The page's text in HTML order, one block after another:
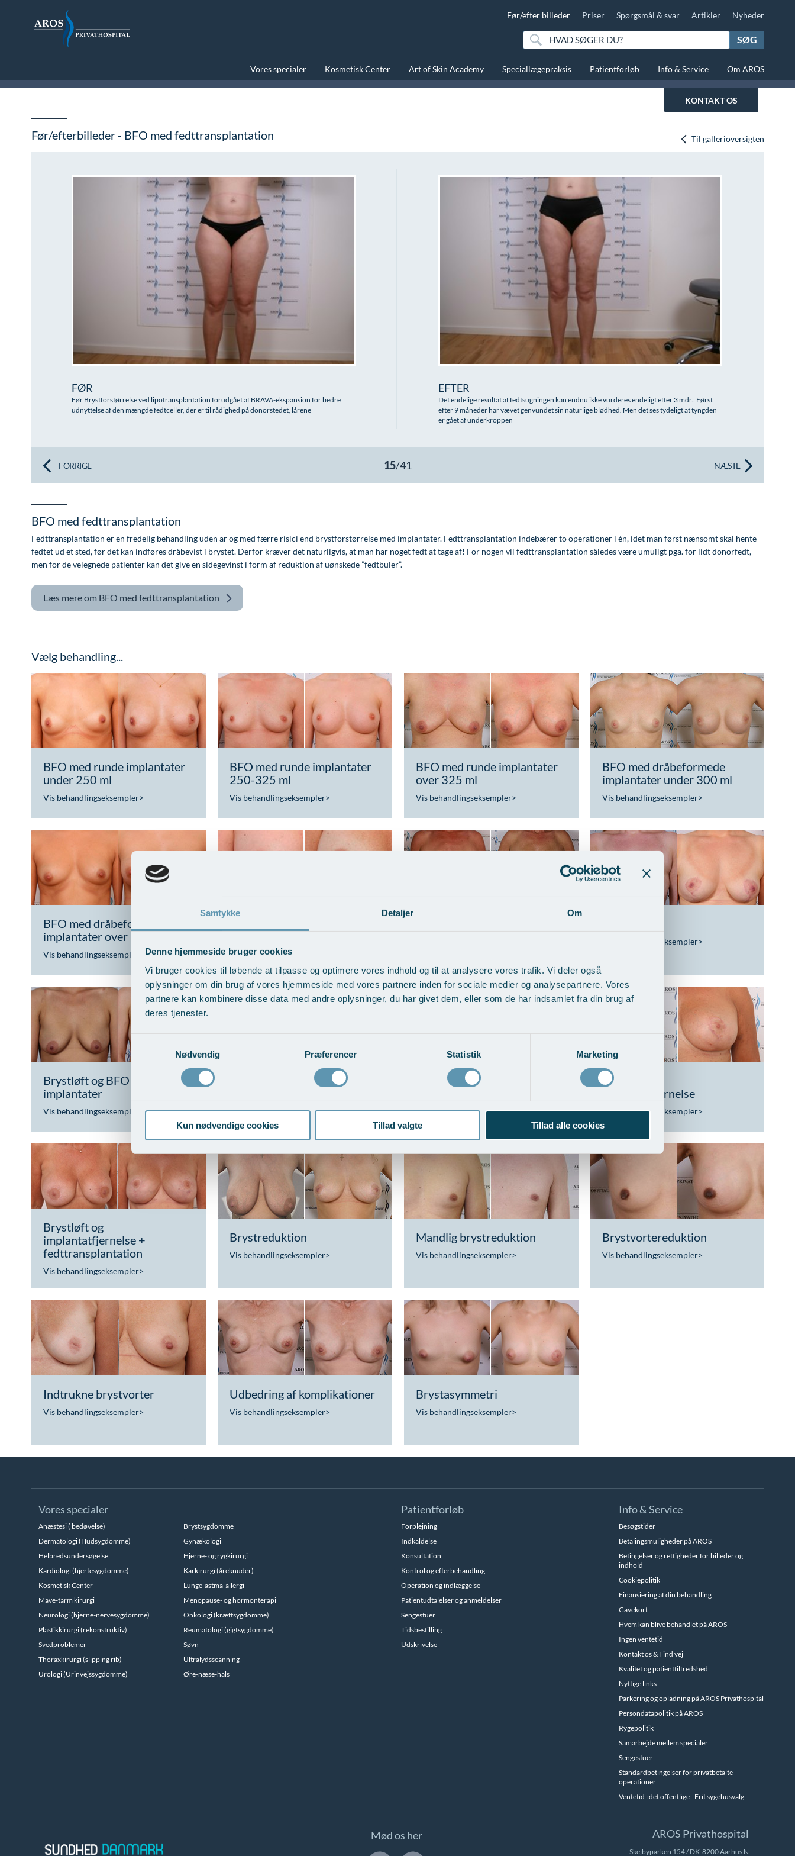
Samtykke Detaljer Om
Denne hjemmeside bruger cookies
Vi bruger cookies til løbende at tilpasse og optimere vores indhold og til at analysere vores trafik. Vi deler også
oplysninger om din brug af vores hjemmeside med vores partnere inden for sociale medier og analysepartnere. Vores
partnere kan kombinere disse data med andre oplysninger, du har givet dem, eller som de har indsamlet fra din brug af
deres tjenester.
Samtykkevalg
Nødvendig
Præferencer Statistik Marketing
Kun nødvendige cookies Tillad valgte Tillad alle cookies
Før/efter billeder Priser Spørgsmål & svar Artikler Nyheder
SØG
Vores specialer Kosmetisk Center Art of Skin Academy Speciallægepraksis Patientforløb Info & Service Om AROS
KONTAKT OS
Før/efterbilleder - BFO med fedttransplantation Til gallerioversigten
FØR
Før Brystforstørrelse ved lipotransplantation forudgået af BRAVA-ekspansion for bedre
udnyttelse af den mængde fedtceller, der er til rådighed på donorstedet, lårene
EFTER
Det endelige resultat af fedtsugningen kan endnu ikke vurderes endeligt efter 3 mdr.. Først
efter 9 måneder har vævet genvundet sin naturlige blødhed. Men det ses tydeligt at tyngden
er gået af underkroppen
FORRIGE NÆSTE
BFO med fedttransplantation
Fedttransplantation er en fredelig behandling uden ar og med færre risici end brystforstørrelse med implantater. Fedttransplantation indebærer to operationer i én, idet man først nænsomt skal hente
fedtet ud et sted, før det kan indføres dråbevist i brystet. Derfor kræver det naturligvis, at man har noget fedt at tage af! For nogen vil fedttransplantation således være umuligt pga. for lidt donorfedt,
men for de velegnede patienter kan det give en sidegevinst i form af reduktion af uønskede ”fedtbuler”.
Læs mere om BFO med fedttransplantation
Vælg behandling...
BFO med runde implantater
under 250 ml
Vis behandlingseksempler>
BFO med runde implantater
250-325 ml
Vis behandlingseksempler>
BFO med runde implantater
over 325 ml
Vis behandlingseksempler>
BFO med dråbeformede
implantater under 300 ml
Vis behandlingseksempler>
BFO med dråbeformede
implantater over 300 ml
Vis behandlingseksempler Vis behandlingseksempler
Vis behandlingseksempler>
Brystløft og BFO med
implantater
Vis behandlingseksempler
Brystløft og BFO med
Vis behandlingseksempler>
Brystløft med udskiftning af
Vis behandlingseksempler>
Brystløft og
implantatfjernelse
Vis behandlingseksempler>
Brystløft og
implantatfjernelse +
fedttransplantation
Vis behandlingseksempler>
Brystreduktion
Vis behandlingseksempler>
Mandlig brystreduktion
Vis behandlingseksempler>
Brystvortereduktion
Vis behandlingseksempler>
Indtrukne brystvorter
Vis behandlingseksempler>
Udbedring af komplikationer
Vis behandlingseksempler>
Brystasymmetri
Vis behandlingseksempler>
Vores specialer
Anæstesi ( bedøvelse)
Brystsygdomme
Dermatologi (Hudsygdomme)
Gynækologi
Helbredsundersøgelse
Hjerne- og rygkirurgi
Kardiologi (hjertesygdomme)
Karkirurgi (åreknuder)
Kosmetisk Center
Lunge-astma-allergi
Mave-tarm kirurgi
Menopause- og hormonterapi
Neurologi (hjerne-nervesygdomme)
Onkologi (kræftsygdomme)
Plastikkirurgi (rekonstruktiv)
Reumatologi (gigtsygdomme)
Svedproblemer
Søvn
Thoraxkirurgi (slipping rib)
Ultralydsscanning
Urologi (Urinvejssygdomme)
Øre-næse-hals
Patientforløb
Forplejning
Indkaldelse
Konsultation
Kontrol og efterbehandling
Operation og indlæggelse
Patientudtalelser og anmeldelser
Sengestuer
Tidsbestilling
Udskrivelse
Info & Service
Besøgstider
Betalingsmuligheder på AROS
Betingelser og rettigheder for billeder og
indhold
Cookiepolitik
Finansiering af din behandling
Gavekort
Hvem kan blive behandlet på AROS
Ingen ventetid
Kontakt os & Find vej
Kvalitet og patienttilfredshed
Nyttige links
Parkering og opladning på AROS Privathospital
Persondatapolitik på AROS
Rygepolitik
Samarbejde mellem specialer
Sengestuer
Standardbetingelser for privatbetalte
operationer
Ventetid i det offentlige - Frit sygehusvalg
Mød os her AROS Privathospital
Skejbyparken 154 / DK-8200 Aarhus N